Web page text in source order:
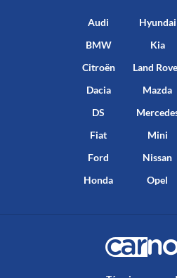
Audi
BMW
Citroën
Dacia
DS
Fiat
Ford
Honda
Hyundai
Kia
Land
Mazda
Mini
Nissan
Opel